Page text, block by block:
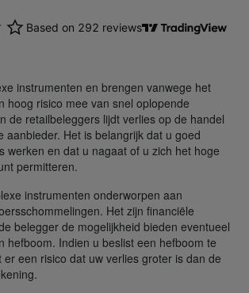
instrumenten en brengen vanwege het
hoog risico mee van snel oplopende
de retailbeleggers lijdt verlies op de handel
aanbieder. Het is belangrijk dat u goed
werken en dat u nagaat of u zich het hoge
permitteren.
instrumenten onderworpen aan
Het zijn financiële
belegger de mogelijkheid bieden eventueel
hefboom. Indien u beslist een hefboom te
een risico dat uw verlies groter is dan de